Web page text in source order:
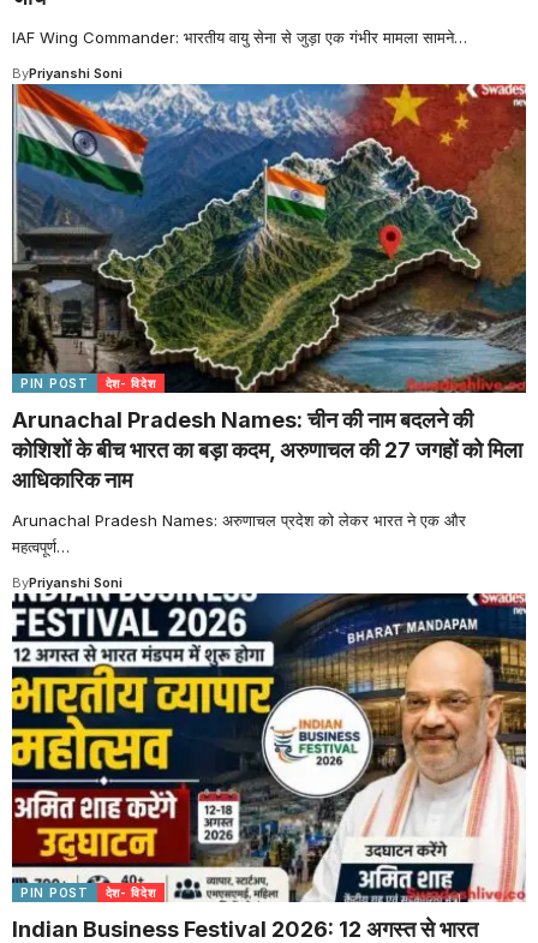
IAF Wing Commander: भारतीय वायु सेना से जुड़ा एक गंभीर मामला सामने…
ByPriyanshi Soni
PIN POST देश- विदेश
Arunachal Pradesh Names: चीन की नाम बदलने की
कोशिशों के बीच भारत का बड़ा कदम, अरुणाचल की 27 जगहों को मिला
आधिकारिक नाम
Arunachal Pradesh Names: अरुणाचल प्रदेश को लेकर भारत ने एक और
महत्वपूर्ण…
ByPriyanshi Soni
PIN POST देश- विदेश
Indian Business Festival 2026: 12 अगस्त से भारत